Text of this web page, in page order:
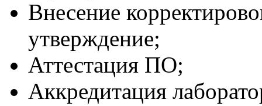
Внесение
утверждение;
Аттестация ПО;
Аккредитация